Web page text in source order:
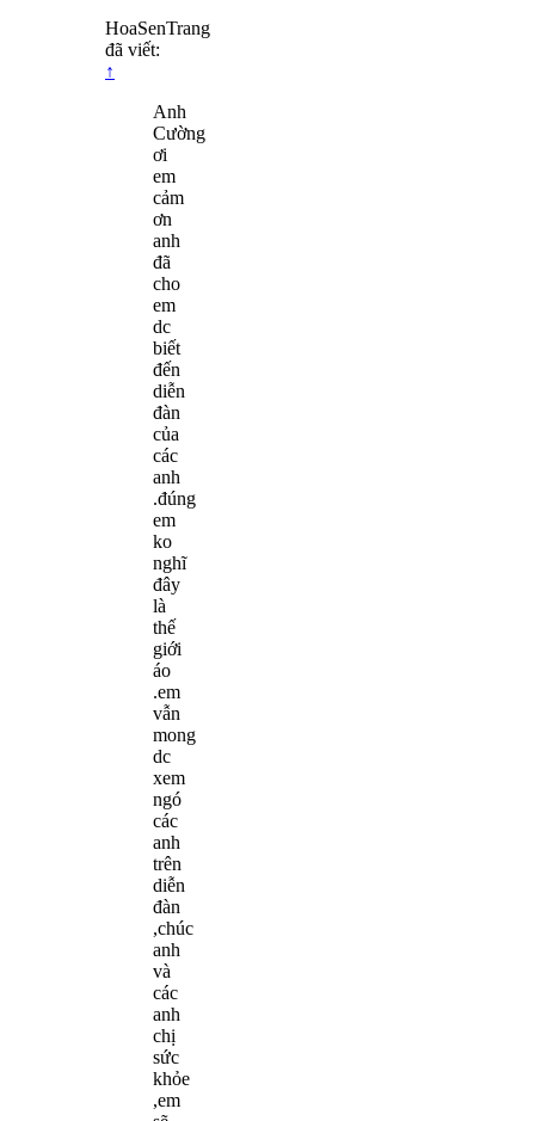
HoaSenTrang
đã viết:
↑
Anh
Cường
ơi
em
cảm
ơn
anh
đã
cho
em
dc
biết
đến
diễn
đàn
của
các
anh
.đúng
em
ko
nghĩ
đây
là
thế
giới
áo
.em
vẫn
mong
dc
xem
ngó
các
anh
trên
diễn
đàn
,chúc
anh
và
các
anh
chị
sức
khỏe
,em